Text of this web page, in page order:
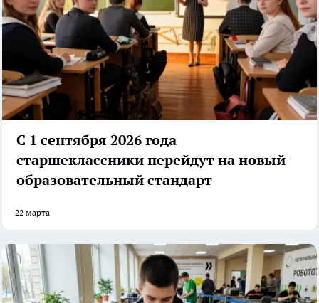
С 1 сентября 2026 года
старшеклассники перейдут на новый
образовательный стандарт
22 марта